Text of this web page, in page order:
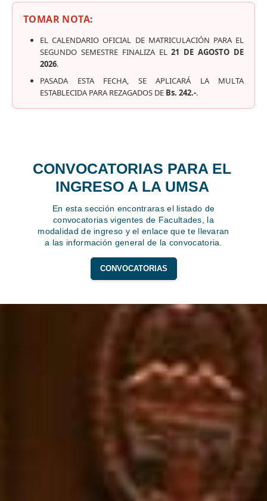
TOMAR NOTA:
EL CALENDARIO OFICIAL DE MATRICULACIÓN PARA EL
SEGUNDO SEMESTRE FINALIZA EL21 DE AGOSTO DE
2026.
PASADA ESTA FECHA, SE APLICARÁ LA MULTA
ESTABLECIDA PARA REZAGADOS DE Bs. 242.-.
CONVOCATORIAS PARA EL
INGRESO A LA UMSA
En esta sección encontraras el listado de
convocatorias vigentes de Facultades, la
modalidad de ingreso y el enlace que te llevaran
a las información general de la convocatoria.
CONVOCATORIAS